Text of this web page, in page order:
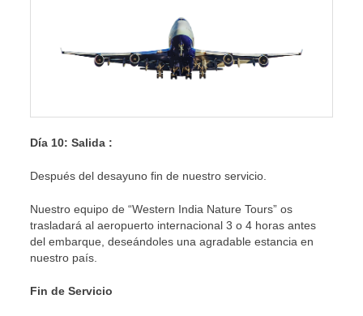
Día 10: Salida :
Después del desayuno fin de nuestro servicio.
Nuestro equipo de “Western India Nature Tours” os
trasladará al aeropuerto internacional 3 o 4 horas antes
del embarque, deseándoles una agradable estancia en
nuestro país.
Fin de Servicio